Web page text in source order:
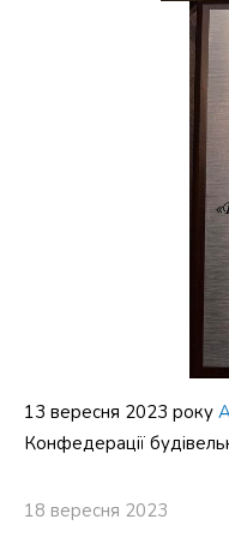
13 вересня 2023 року
Конфедерації
18 вересня 2023